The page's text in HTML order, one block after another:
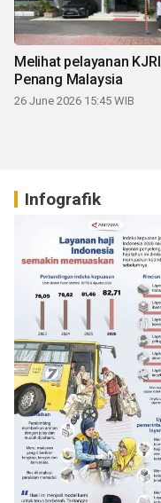
Melihat pelayanan KJRI
Penang Malaysia
26 June 2026 15:45 WIB
Infografik